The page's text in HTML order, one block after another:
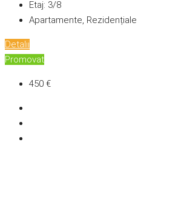
Etaj: 3/8
Apartamente, Rezidențiale
Detalii
Promovat
450 €